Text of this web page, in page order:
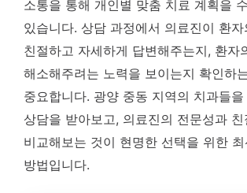
소통을 통해 개인별 맞춤 치료 계획을
있습니다. 상담 과정에서 의료진이 환자
친절하고 자세하게 답변해주는지, 환자
해소해주려는 노력을 보이는지 확인하
중요합니다. 광양 중동 지역의 치과들
상담을 받아보고, 의료진의 전문성과 친
비교해보는 것이 현명한 선택을 위한 최
방법입니다.